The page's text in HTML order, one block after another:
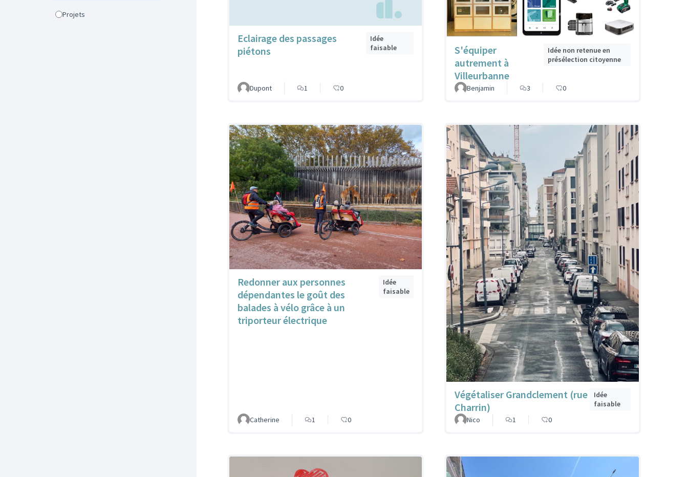
Projets
Eclairage des passages
piétons
Idée
faisable
Dupont 1 0
S'équiper
autrement à
Villeurbanne
Idée non retenue en
présélection citoyenne
Benjamin 3 0
Redonner aux personnes
dépendantes le goût des
balades à vélo grâce à un
triporteur électrique
Idée
faisable
Catherine 1 0
Végétaliser Grandclement (rue
Charrin)
Idée
faisable
Nico
1 0